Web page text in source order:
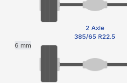
2 Axle
385/65 R22.5
6 mm